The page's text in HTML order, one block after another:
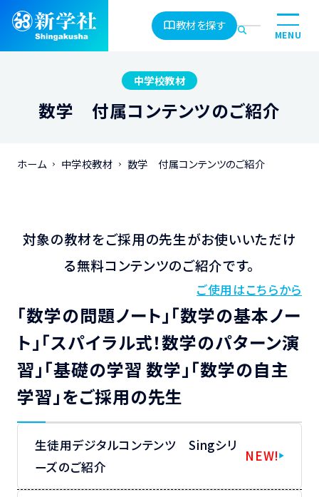
教材を探す
MENU
中学校教材
数学 付属コンテンツのご紹介
ホーム 中学校教材 数学 付属コンテンツのご紹介
対象の教材をご採用の先生がお使いいただけ
る無料コンテンツのご紹介です。
ご使用はこちらから
「数学の問題ノート」「数学の基本ノー
ト」「スパイラル式！数学のパターン演
習」「基礎の学習 数学」「数学の自主
学習」をご採用の先生
生徒用デジタルコンテンツ Singシリ
ーズのご紹介
NEW!